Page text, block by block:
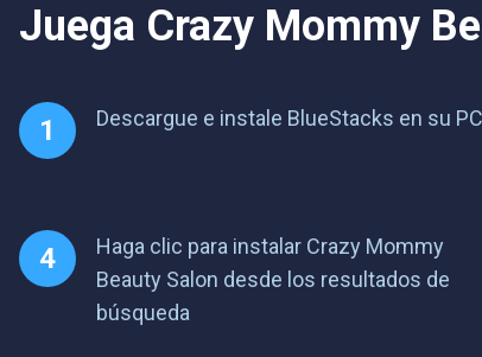
Juega Crazy Mommy
Descargue e instale BlueStacks en su PC
Haga clic para instalar Crazy Mommy
Beauty Salon desde los resultados de
búsqueda